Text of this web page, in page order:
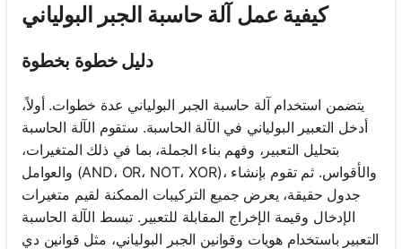
كيفية عمل آلة حاسبة الجبر البولياني
دليل خطوة بخطوة
يتضمن استخدام آلة حاسبة الجبر البولياني عدة خطوات. أولاً،
أدخل التعبير البولياني في الآلة الحاسبة. ستقوم الآلة الحاسبة
بتحليل التعبير، وفهم بناء الجملة، بما في ذلك المتغيرات،
والعوامل (AND، OR، NOT، XOR)، والأقواس. ثم تقوم بإنشاء
جدول حقيقة، يعرض جميع التركيبات الممكنة لقيم متغيرات
الإدخال وقيمة الإخراج المقابلة للتعبير. تبسط الآلة الحاسبة
التعبير باستخدام هويات وقوانين الجبر البولياني، مثل قوانين دي